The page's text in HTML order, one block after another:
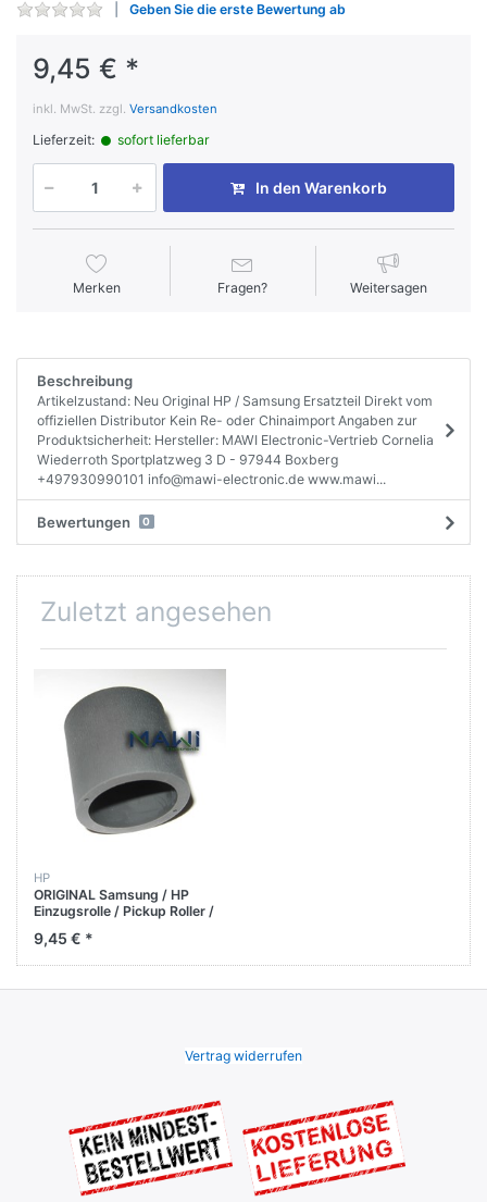
Geben Sie die erste Bewertung ab
9,45 € *
inkl. MwSt. zzgl. Versandkosten
Lieferzeit: sofort lieferbar
In den Warenkorb
Merken Fragen? Weitersagen
Beschreibung
Artikelzustand: Neu Original HP / Samsung Ersatzteil Direkt vom
offiziellen Distributor Kein Re- oder Chinaimport Angaben zur
Produktsicherheit: Hersteller: MAWI Electronic-Vertrieb Cornelia
Wiederroth Sportplatzweg 3 D - 97944 Boxberg
+497930990101 info@mawi-electronic.de www.mawi...
Bewertungen 0
Zuletzt angesehen
HP
ORIGINAL Samsung / HP
Einzugsrolle / Pickup Roller /
9,45 € *
Vertrag widerrufen